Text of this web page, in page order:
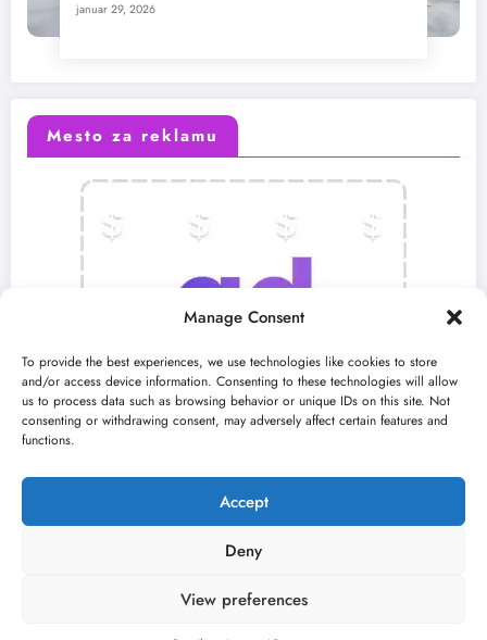
Manage Consent
To provide the best experiences, we use technologies like cookies to store
and/or access device information. Consenting to these technologies will allow
us to process data such as browsing behavior or unique IDs on this site. Not
consenting or withdrawing consent, may adversely affect certain features and
functions.
Accept
Deny
View preferences
januar 29, 2026
Mesto za reklamu